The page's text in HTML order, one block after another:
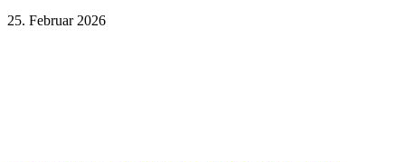
25. Februar 2026